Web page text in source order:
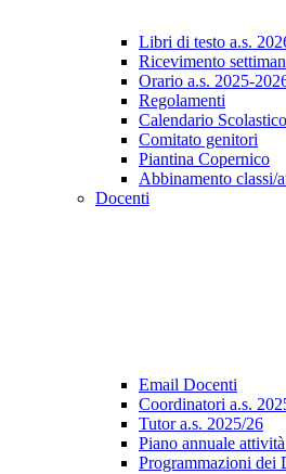
Libri di testo a.s.
Ricevimento
Orario a.s. 2025-
Regolamenti
Calendario
Comitato genitori
Piantina Copernico
Abbinamento classi/
Docenti
Email Docenti
Coordinatori a.s.
Tutor a.s. 2025/26
Piano annuale
Programmazioni dei